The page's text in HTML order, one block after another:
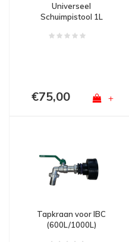
Universeel
Schuimpistool 1L
€75,00 +
Tapkraan voor IBC
(600L/1000L)